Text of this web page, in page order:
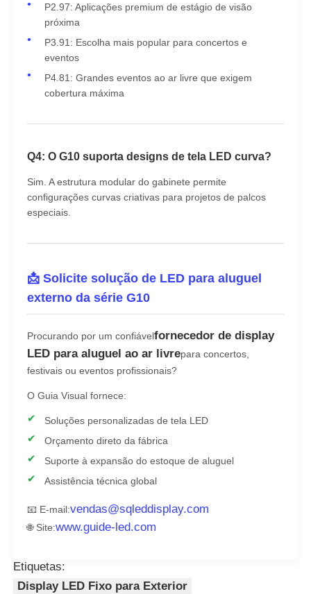
P2.97: Aplicações premium de estágio de visão
próxima
P3.91: Escolha mais popular para concertos e
eventos
P4.81: Grandes eventos ao ar livre que exigem
cobertura máxima
Q4: O G10 suporta designs de tela LED curva?
Sim. A estrutura modular do gabinete permite
configurações curvas criativas para projetos de palcos
especiais.
📩 Solicite solução de LED para aluguel
externo da série G10
Procurando por um confiávelfornecedor de display
LED para aluguel ao ar livrepara concertos,
festivais ou eventos profissionais?
O Guia Visual fornece:
Soluções personalizadas de tela LED
Orçamento direto da fábrica
Suporte à expansão do estoque de aluguel
Assistência técnica global
📧 E-mail:vendas@sqleddisplay.com
🌐 Site:www.guide-led.com
Etiquetas:
Display LED Fixo para Exterior